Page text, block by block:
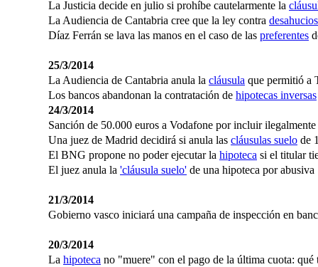
La Justicia decide en julio si prohíbe cautelarmente la
La Audiencia de Cantabria cree que la ley contra desahucios
Díaz Ferrán se lava las manos en el caso de las preferentes
25/3/2014
La Audiencia de Cantabria anula la cláusula que permitió a
Los bancos abandonan la contratación de hipotecas inversas
24/3/2014
Sanción de 50.000 euros a Vodafone por incluir
Una juez de Madrid decidirá si anula las cláusulas suelo de
El BNG propone no poder ejecutar la hipoteca si el titular
El juez anula la 'cláusula suelo' de una hipoteca por abusiva
21/3/2014
Gobierno vasco iniciará una campaña de inspección en
20/3/2014
La hipoteca no "muere" con el pago de la última cuota: qué